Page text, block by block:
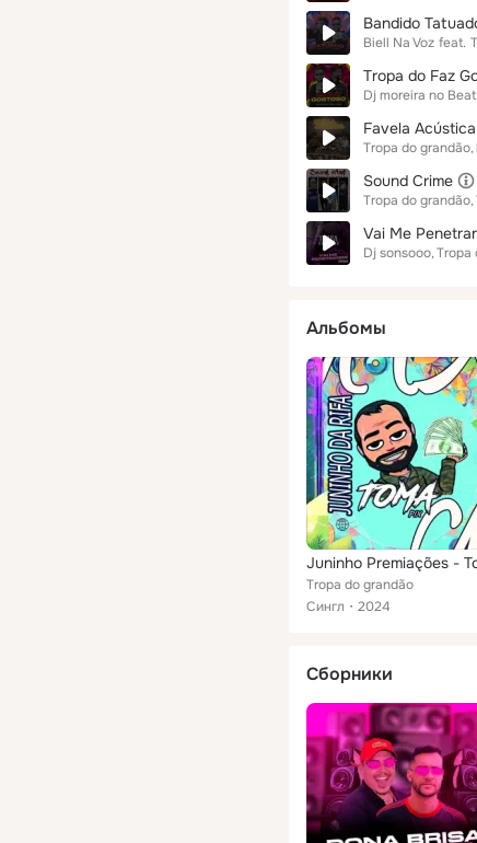
Bandido
Biell Na Voz feat.
Tropa do Faz
Dj moreira no Beat
Favela Acústica
Tropa do grandão
Sound Crime
Tropa do grandão
Vai Me
Dj sonsooo Tropa
Альбомы
Tropa do grandão
Сингл
2024
Сборники